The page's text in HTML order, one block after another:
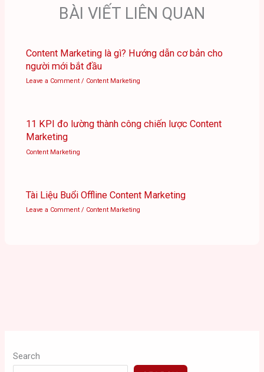
BÀI VIẾT LIÊN QUAN
Content Marketing là gì? Hướng dẫn cơ bản cho
người mới bắt đầu
Leave a Comment / Content Marketing
11 KPI đo lường thành công chiến lược Content
Marketing
Content Marketing
Tài Liệu Buổi Offline Content Marketing
Leave a Comment / Content Marketing
Search